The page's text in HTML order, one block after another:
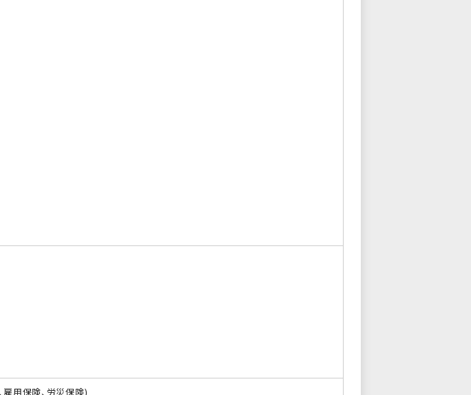
雇用保険、労災保険)